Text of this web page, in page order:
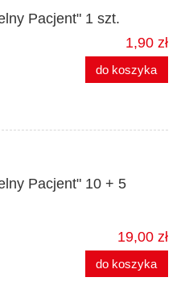
Pacjent" 1 szt.
1,90 zł
do koszyka
Pacjent" 10 + 5
19,00 zł
do koszyka